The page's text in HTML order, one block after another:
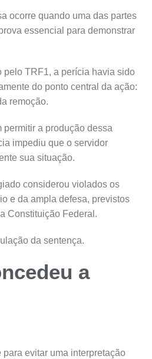
ocorre quando uma das partes
essencial para demonstrar
pelo TRF1, a perícia havia sido
do ponto central da ação:
remoção.
permitir a produção dessa
impediu que o servidor
sua situação.
considerou violados os
e da ampla defesa, previstos
Constituição Federal.
da sentença.
a
para evitar uma interpretação